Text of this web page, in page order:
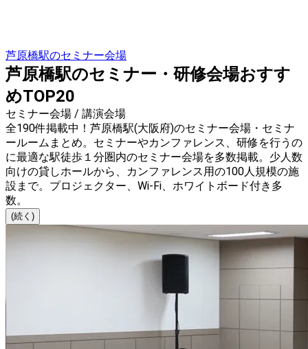
芦原橋駅のセミナー会場
芦原橋駅のセミナー・研修会場おすす
めTOP20
セミナー会場 / 講演会場
全190件掲載中！芦原橋駅(大阪府)のセミナー会場・セミナ
ールームまとめ。セミナーやカンファレンス、研修を行うの
に最適な駅徒歩１分圏内のセミナー会場を多数掲載。少人数
向けの貸しホールから、カンファレンス用の100人規模の施
設まで。プロジェクター、Wi-Fi、ホワイトボード付き多
数。
(続く)